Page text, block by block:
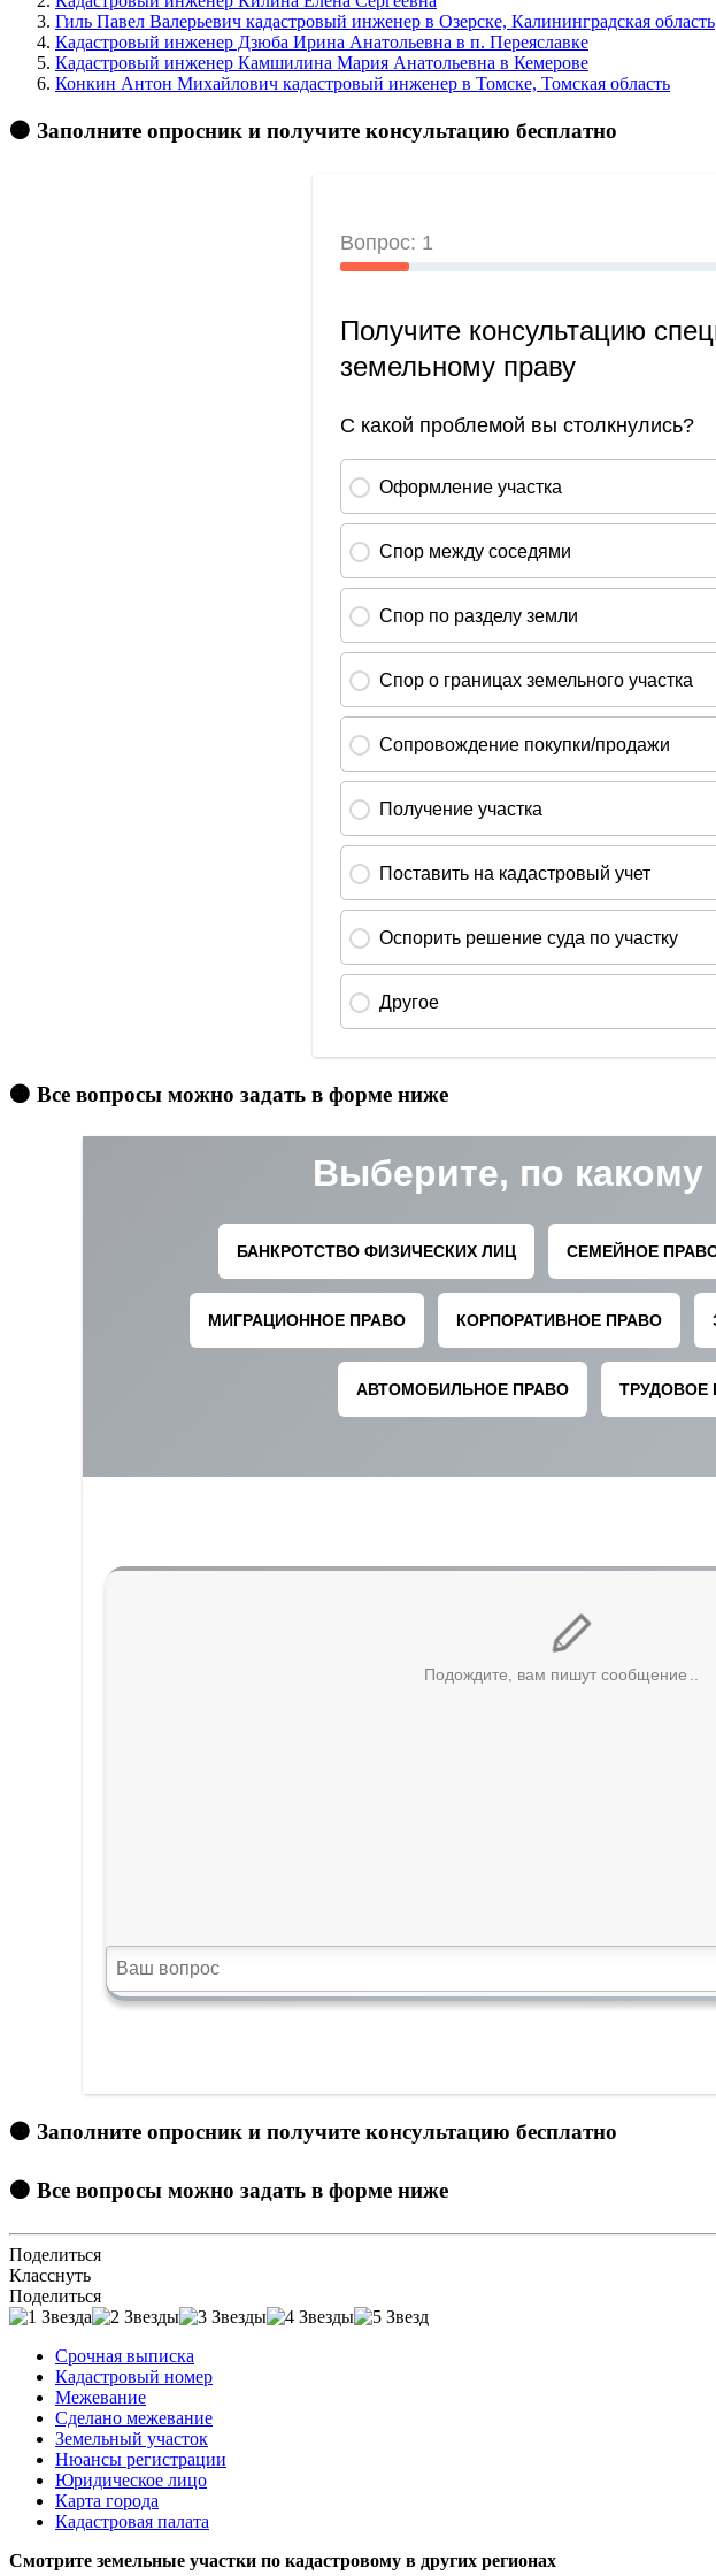
Гиль Павел Валерьевич кадастровый инженер в Озерске, Калининградская область
Кадастровый инженер Дзюба Ирина Анатольевна в п. Переяславке
Кадастровый инженер Камшилина Мария Анатольевна в Кемерове
Конкин Антон Михайлович кадастровый инженер в Томске, Томская область
🟠 Заполните опросник и получите консультацию бесплатно
🟠 Все вопросы можно задать в форме ниже
🟠 Заполните опросник и получите консультацию бесплатно
🟠 Все вопросы можно задать в форме ниже
Поделиться
Класснуть
Поделиться
Срочная выписка
Кадастровый номер
Межевание
Сделано межевание
Земельный участок
Нюансы регистрации
Юридическое лицо
Карта города
Кадастровая палата
Смотрите земельные участки по кадастровому в других регионах